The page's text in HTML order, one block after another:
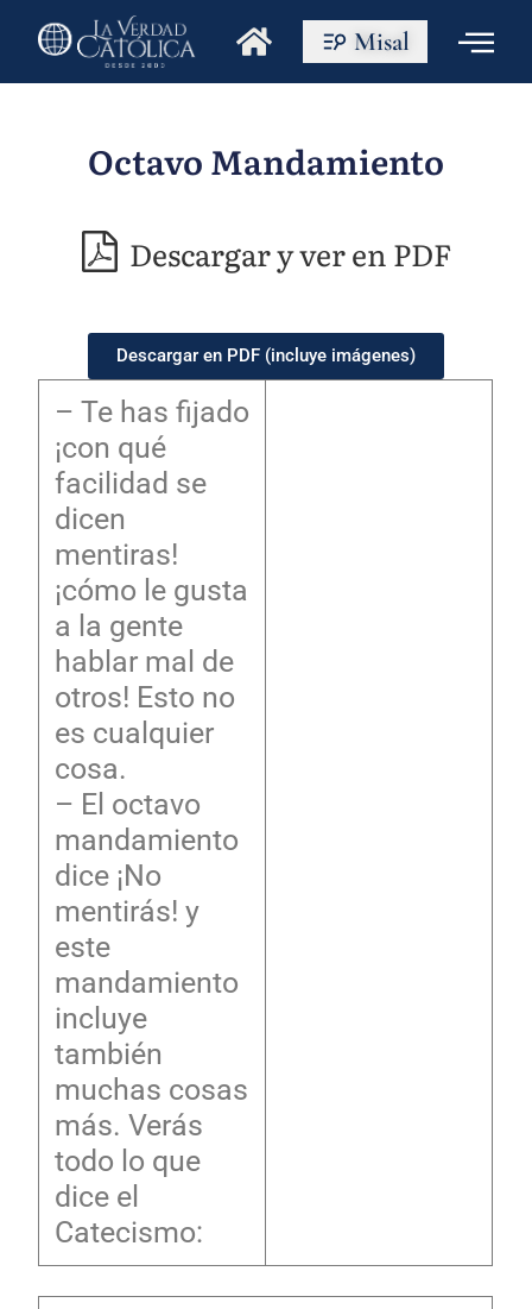
Misal
Octavo Mandamiento
Descargar y ver en PDF
Descargar en PDF (incluye imágenes)
– Te has fijado
¡con qué
facilidad se
dicen
mentiras!
¡cómo le gusta
a la gente
hablar mal de
otros! Esto no
es cualquier
cosa.
– El octavo
mandamiento
dice ¡No
mentirás! y
este
mandamiento
incluye
también
muchas cosas
más. Verás
todo lo que
dice el
Catecismo: